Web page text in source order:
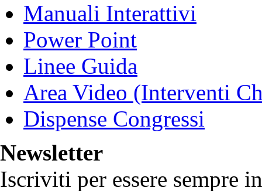
Manuali Interattivi
Power Point
Linee Guida
Area Video (Interventi
Dispense Congressi
Newsletter
Iscriviti per essere sempre